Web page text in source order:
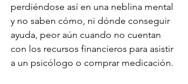
perdiéndose así en una neblina mental
y no saben cómo, ni dónde conseguir
ayuda, peor aún cuando no cuentan
con los recursos financieros para asistir
a un psicólogo o comprar medicación.